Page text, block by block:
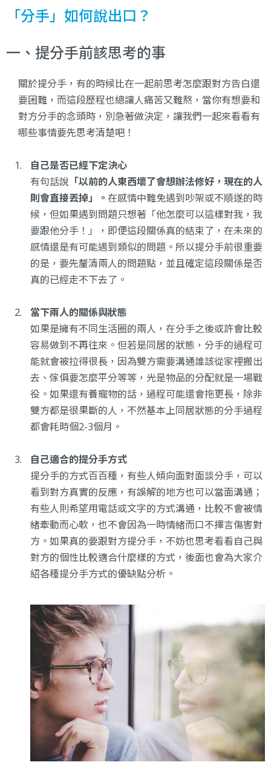
「分手」如何說出口？
一、提分手前該思考的事
關於提分手，有的時候比在一起前思考怎麼跟對方告白還
要困難，而這段歷程也總讓人痛苦又難熬，當你有想要和
對方分手的念頭時，別急著做決定，讓我們一起來看看有
哪些事情要先思考清楚吧！
自己是否已經下定決心
有句話說 「以前的人東西壞了會想辦法修好，現在的人
則會直接丟掉」。 在感情中難免遇到吵架或不順遂的時
候，但如果遇到問題只想著「他怎麼可以這樣對我，我
要跟他分手！」，即便這段關係真的結束了，在未來的
感情還是有可能遇到類似的問題。所以提分手前很重要
的是，要先釐清兩人的問題點，並且確定這段關係是否
真的已經走不下去了。
當下兩人的關係與狀態
如果是擁有不同生活圈的兩人，在分手之後或許會比較
容易做到不再往來。但若是同居的狀態，分手的過程可
能就會被拉得很長，因為雙方需要溝通誰該從家裡搬出
去、傢俱要怎麼平分等等，光是物品的分配就是一場戰
役。如果還有養寵物的話，過程可能還會拖更長，除非
雙方都是很果斷的人，不然基本上同居狀態的分手過程
都會耗時個2-3個月。
自己適合的提分手方式
提分手的方式百百種，有些人傾向面對面談分手，可以
看到對方真實的反應，有誤解的地方也可以當面溝通；
有些人則希望用電話或文字的方式溝通，比較不會被情
緒牽動而心軟，也不會因為一時情緒而口不擇言傷害對
方。如果真的要跟對方提分手，不妨也思考看看自己與
對方的個性比較適合什麼樣的方式，後面也會為大家介
紹各種提分手方式的優缺點分析。